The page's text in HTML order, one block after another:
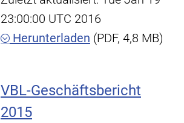
23:00:00 UTC 2016
Herunterladen (PDF, 4,8 MB)
VBL-Geschäftsbericht
2015